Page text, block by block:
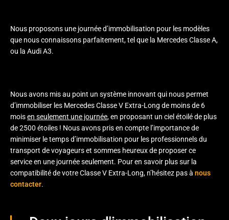
Nous proposons une journée d’immobilisation pour les modèles
que nous connaissons parfaitement, tel que la Mercedes Classe A,
ou la Audi A3.
Nous avons mis au point un système innovant qui nous permet
d’immobiliser les Mercedes Classe V Extra-Long de moins de 6
moisen seulement une journée, en proposant un ciel étoilé de plus
de 2500 étoiles ! Nous avons pris en compte l’importance de
minimiser le temps d’immobilisation pour les professionnels du
transport de voyageurs et sommes heureux de proposer ce
service en une journée seulement. Pour en savoir plus sur la
compatibilité de votre Classe V Extra-Long, n’hésitez pas à nous
contacter.